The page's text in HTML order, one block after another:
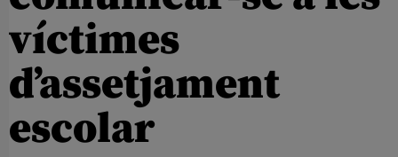
víctimes
d’assetjament
escolar